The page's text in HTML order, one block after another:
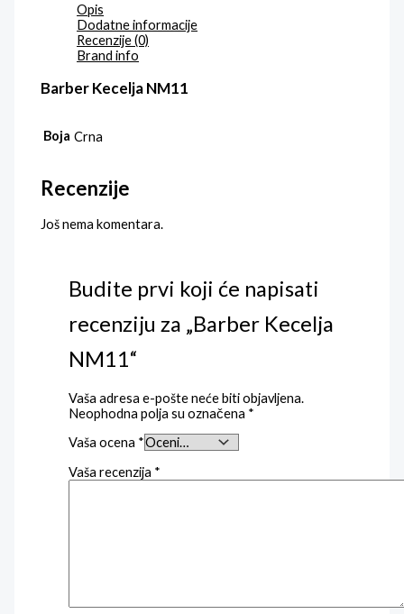
Opis
Dodatne informacije
Recenzije (0)
Brand info
Barber Kecelja NM11
Boja Crna
Recenzije
Još nema komentara.
Budite prvi koji će napisati
recenziju za „Barber Kecelja
NM11“
Vaša adresa e-pošte neće biti objavljena.
Neophodna polja su označena *
Vaša ocena *
Vaša recenzija *